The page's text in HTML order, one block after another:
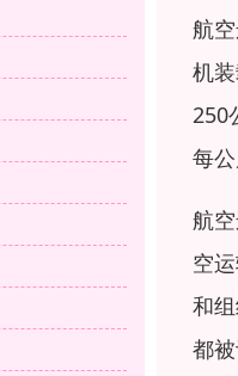
航
机
250
每
航
空
和
都